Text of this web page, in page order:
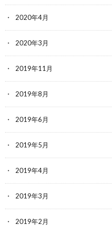
2020年4月
2020年3月
2019年11月
2019年8月
2019年6月
2019年5月
2019年4月
2019年3月
2019年2月